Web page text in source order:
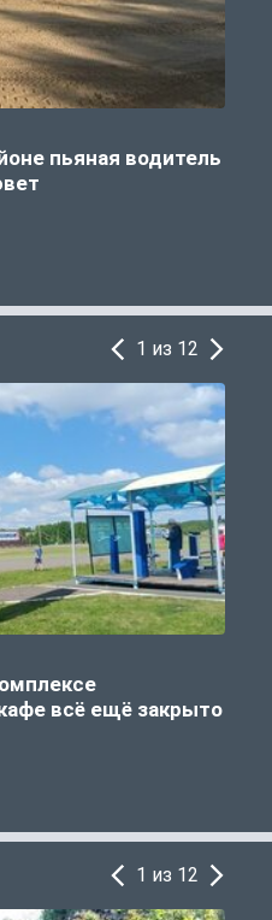
пьяная водитель
1 из 12
всё ещё закрыто
1 из 12